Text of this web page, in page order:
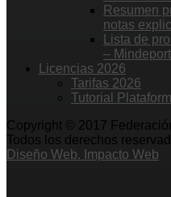
Resumen
notas
Lista de
–
Licencias 2026
Tarifas 2026
Tutorial
Copyright © 2017
Todos los derechos
Diseño Web. Impacto Web